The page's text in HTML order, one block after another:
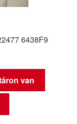
6438F9
van